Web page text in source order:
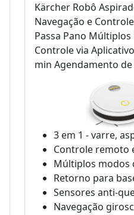
Kärcher Robô
Navegação e
Passa Pano
Controle via
min Agendamento
3 em 1 - varre,
Controle remoto
Múltiplos modos
Retorno para
Sensores anti-
Navegação